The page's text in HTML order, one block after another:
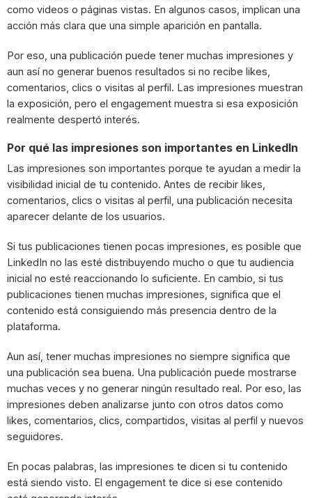
como videos o páginas vistas. En algunos casos, implican una
acción más clara que una simple aparición en pantalla.
Por eso, una publicación puede tener muchas impresiones y
aun así no generar buenos resultados si no recibe likes,
comentarios, clics o visitas al perfil. Las impresiones muestran
la exposición, pero el engagement muestra si esa exposición
realmente despertó interés.
Por qué las impresiones son importantes en LinkedIn
Las impresiones son importantes porque te ayudan a medir la
visibilidad inicial de tu contenido. Antes de recibir likes,
comentarios, clics o visitas al perfil, una publicación necesita
aparecer delante de los usuarios.
Si tus publicaciones tienen pocas impresiones, es posible que
LinkedIn no las esté distribuyendo mucho o que tu audiencia
inicial no esté reaccionando lo suficiente. En cambio, si tus
publicaciones tienen muchas impresiones, significa que el
contenido está consiguiendo más presencia dentro de la
plataforma.
Aun así, tener muchas impresiones no siempre significa que
una publicación sea buena. Una publicación puede mostrarse
muchas veces y no generar ningún resultado real. Por eso, las
impresiones deben analizarse junto con otros datos como
likes, comentarios, clics, compartidos, visitas al perfil y nuevos
seguidores.
En pocas palabras, las impresiones te dicen si tu contenido
está siendo visto. El engagement te dice si ese contenido